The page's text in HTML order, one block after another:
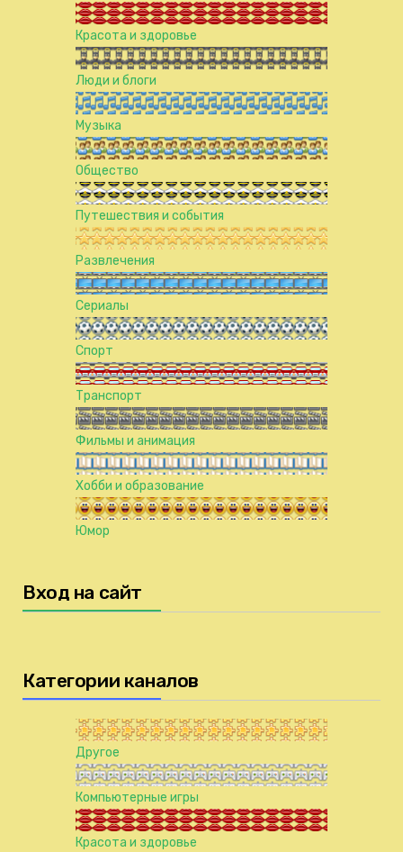
Красота и здоровье
Люди и блоги
Музыка
Общество
Путешествия и события
Развлечения
Сериалы
Спорт
Транспорт
Фильмы и анимация
Хобби и образование
Юмор
Вход на сайт
Категории каналов
Другое
Компьютерные игры
Красота и здоровье